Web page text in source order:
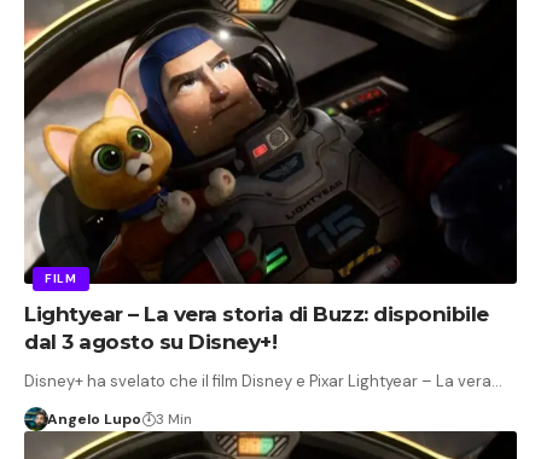
FILM
Lightyear – La vera storia di Buzz: disponibile
dal 3 agosto su Disney+!
Disney+ ha svelato che il film Disney e Pixar Lightyear – La vera…
Angelo Lupo 3 Min